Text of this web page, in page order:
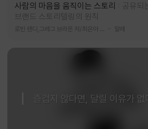
사람의 마음을 움직이는 스토리
공유되
브랜드 스토리텔링의 원칙
알레
즐겁지 않다면, 달릴 이유가 없